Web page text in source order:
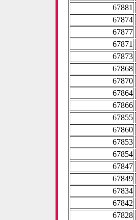
67881
67874
67877
67871
67873
67868
67870
67864
67866
67855
67860
67853
67854
67847
67849
67834
67842
67828